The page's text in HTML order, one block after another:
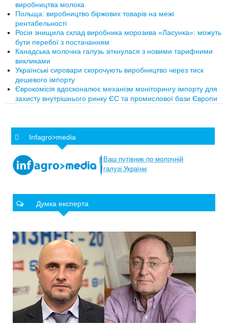
виробництва молока
Польща: виробництво біржових товарів на межі
рентабельності
Росія знищила склад виробника морозива «Ласунка»: можуть
бути перебої з постачанням
Канадська молочна галузь зіткнулася з новими тарифними
викликами
Українські сировари скорочують виробництво через тиск
дешевого імпорту
Єврокомісія вдосконалює механізм моніторингу імпорту для
захисту внутрішнього ринку ЄС та промислової бази Європи
Infagro>media
Ваш путівник по молочній
галузі України
Думка експерта